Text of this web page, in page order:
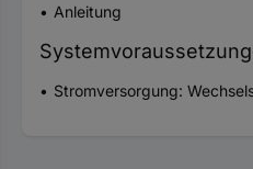
Anleitung
Stromversorgung: